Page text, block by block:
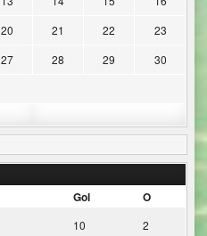
20 21 22
23
27 28 29
30
Gol O
10 2